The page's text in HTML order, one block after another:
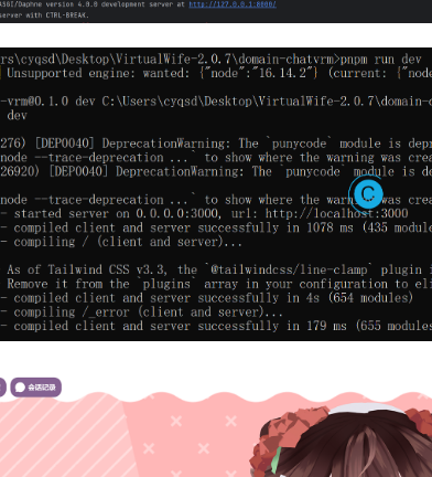
# "data": [text, speaker, sdp_ratio, noise,
# "event_data": None,
# "fn_index": 0,
# "session_hash": str(uuid.uuid4())
"appid": "xxxxx",
"cluster": "volcano_icl"
},
"user"
: {
"uid" : "uid123"
},
"voice_type": "S_xxxxxx",
"encoding": "wav",
"speed_ratio": 1
},
"text": text,
"operation":
"query"